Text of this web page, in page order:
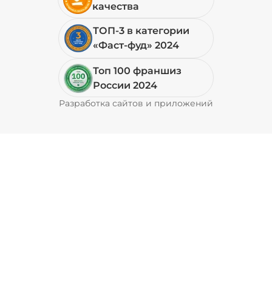
качества
ТОП-3 в категории
«Фаст-фуд» 2024
Топ 100 франшиз
России 2024
Разработка сайтов и приложений
Pyrobyte